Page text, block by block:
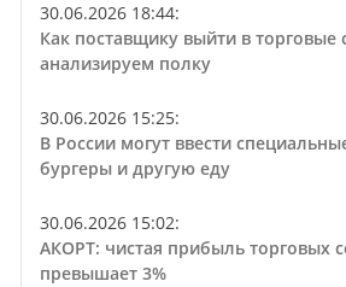
30.06.2026 18:44:
Как поставщику выйти в торговые
анализируем полку
30.06.2026 15:25:
В России могут ввести
бургеры и другую еду
30.06.2026 15:02:
АКОРТ: чистая прибыль торговых
превышает 3%